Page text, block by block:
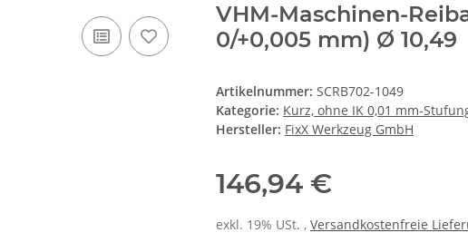
VHM-Maschinen-
0/+0,005 mm) Ø 10,49
Artikelnummer: SCRB702-1049
Kategorie: Kurz, ohne IK 0,01 mm-
Hersteller: FixX Werkzeug GmbH
146,94 €
exkl. 19% USt. , Versandkostenfreie